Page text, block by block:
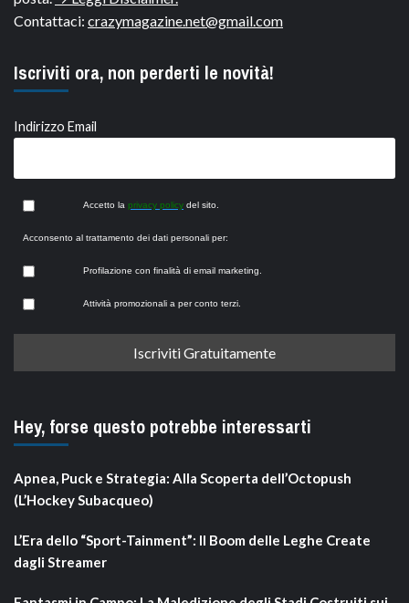
Contattaci: crazymagazine.net@gmail.com
Iscriviti ora, non perderti le novità!
Indirizzo Email
Accetto la privacy policy del sito.
Acconsento al trattamento dei dati personali per:
Profilazione con finalità di email marketing.
Attività promozionali a per conto terzi.
Hey, forse questo potrebbe interessarti
Apnea, Puck e Strategia: Alla Scoperta dell’Octopush
(L’Hockey Subacqueo)
L’Era dello “Sport-Tainment”: Il Boom delle Leghe Create
dagli Streamer